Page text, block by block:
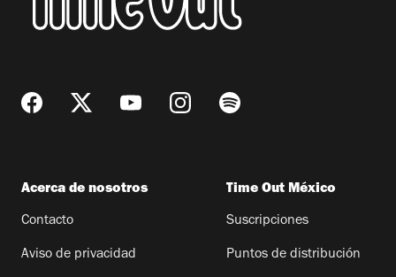
Acerca de nosotros
Contacto
Aviso de privacidad
Time Out México
Suscripciones
Puntos de distribución